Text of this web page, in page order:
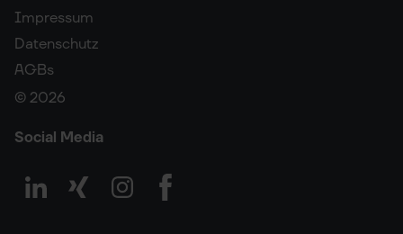
Impressum
Datenschutz
AGBs
© 2026
Social Media